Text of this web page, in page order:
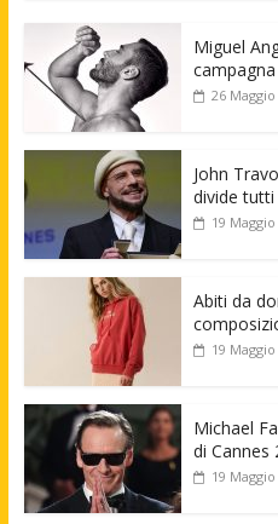
Miguel
26 Maggio
John
divide tutti
19 Maggio
Abiti da
19 Maggio
Michael
di Cannes
19 Maggio